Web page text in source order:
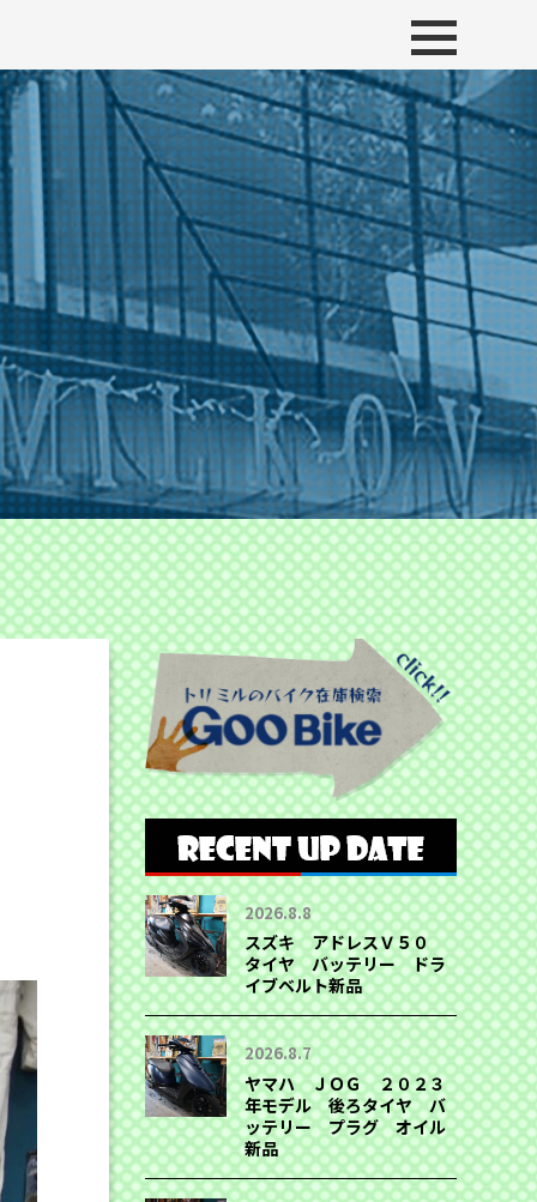
2026.8.8
スズキ アドレスＶ５０
タイヤ バッテリー ドラ
イブベルト新品
2026.8.7
ヤマハ ＪＯＧ ２０２３
年モデル 後ろタイヤ バ
ッテリー プラグ オイル
新品